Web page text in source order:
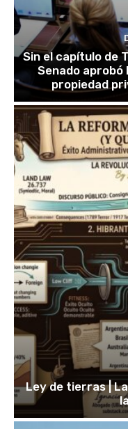
Sin el capítulo de
Senado aprobó
propiedad
Ley de tierras |